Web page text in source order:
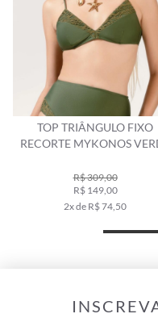
TOP TRIÂNGULO FIXO
RECORTE MYKONOS
R$ 309,00
R$ 149,00
2x de R$ 74,50